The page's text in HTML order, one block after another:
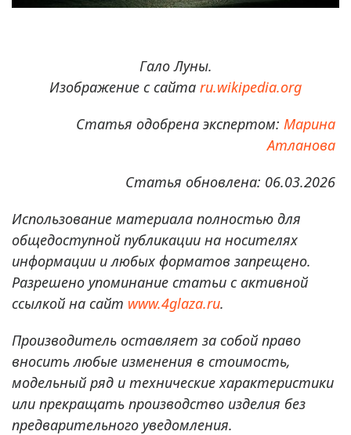
Гало Луны.
Изображение с сайта ru.wikipedia.org
Статья одобрена экспертом: Марина
Атланова
Статья обновлена: 06.03.2026
Использование материала полностью для
общедоступной публикации на носителях
информации и любых форматов запрещено.
Разрешено упоминание статьи с активной
ссылкой на сайт www.4glaza.ru.
Производитель оставляет за собой право
вносить любые изменения в стоимость,
модельный ряд и технические характеристики
или прекращать производство изделия без
предварительного уведомления.